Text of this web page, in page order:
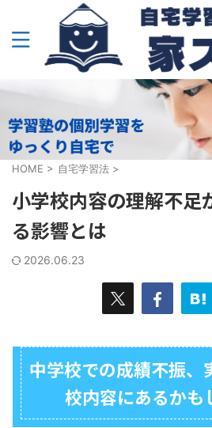
HOME > 自宅学習法 >
小学校内容の理解不足
る影響とは
2026.06.23
中学校での成績不振、
校内容にあるかも